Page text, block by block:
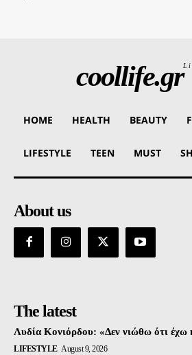
coollife.gr
HOME HEALTH BEAUTY
LIFESTYLE TEEN MUST
About us
The latest
Λυδία Κονιόρδου: «Δεν νιώθω ότι έχω
LIFESTYLE August 9, 2026